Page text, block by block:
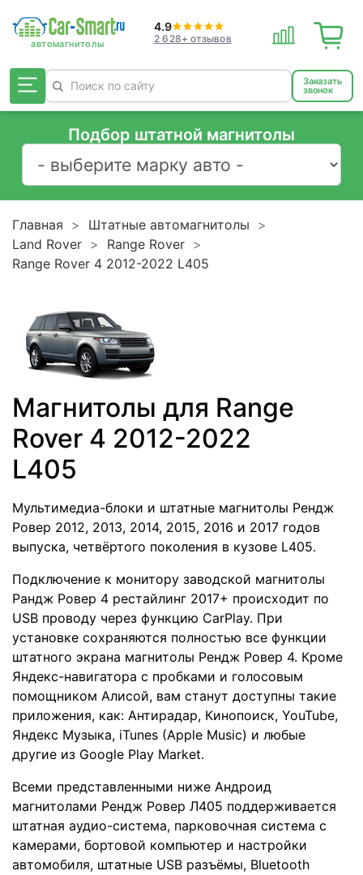
4.9
2 628+ отзывов
Заказать
звонок
Подбор штатной магнитолы
Главная
Штатные автомагнитолы
Land Rover
Range Rover
Range Rover 4 2012-2022 L405
Магнитолы для Range
Rover 4 2012-2022
L405
Мультимедиа-блоки и штатные магнитолы Рендж
Ровер 2012, 2013, 2014, 2015, 2016 и 2017 годов
выпуска, четвёртого поколения в кузове L405.
Подключение к монитору заводской магнитолы
Рандж Ровер 4 рестайлинг 2017+ происходит по
USB проводу через функцию CarPlay. При
установке сохраняются полностью все функции
штатного экрана магнитолы Рендж Ровер 4. Кроме
Яндекс-навигатора с пробками и голосовым
помощником Алисой, вам станут доступны такие
приложения, как: Антирадар, Кинопоиск, YouTube,
Яндекс Музыка, iTunes (Apple Music) и любые
другие из Google Play Market.
Всеми представленными ниже Андроид
магнитолами Рендж Ровер Л405 поддерживается
штатная аудио-система, парковочная система с
камерами, бортовой компьютер и настройки
автомобиля, штатные USB разъёмы, Bluetooth